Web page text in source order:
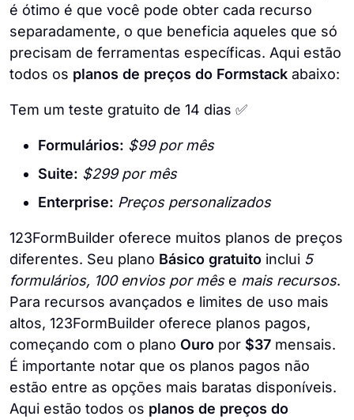
é ótimo é que você pode obter cada recurso
separadamente, o que beneficia aqueles que só
precisam de ferramentas específicas. Aqui estão
todos os planos de preços do Formstack abaixo:
Tem um teste gratuito de 14 dias ✅
Formulários: $99 por mês
Suite: $299 por mês
Enterprise: Preços personalizados
123FormBuilder oferece muitos planos de preços
diferentes. Seu plano Básico gratuito inclui 5
formulários, 100 envios por mêse mais recursos.
Para recursos avançados e limites de uso mais
altos, 123FormBuilder oferece planos pagos,
começando com o plano Ouro por $37 mensais.
É importante notar que os planos pagos não
estão entre as opções mais baratas disponíveis.
Aqui estão todos os planos de preços do